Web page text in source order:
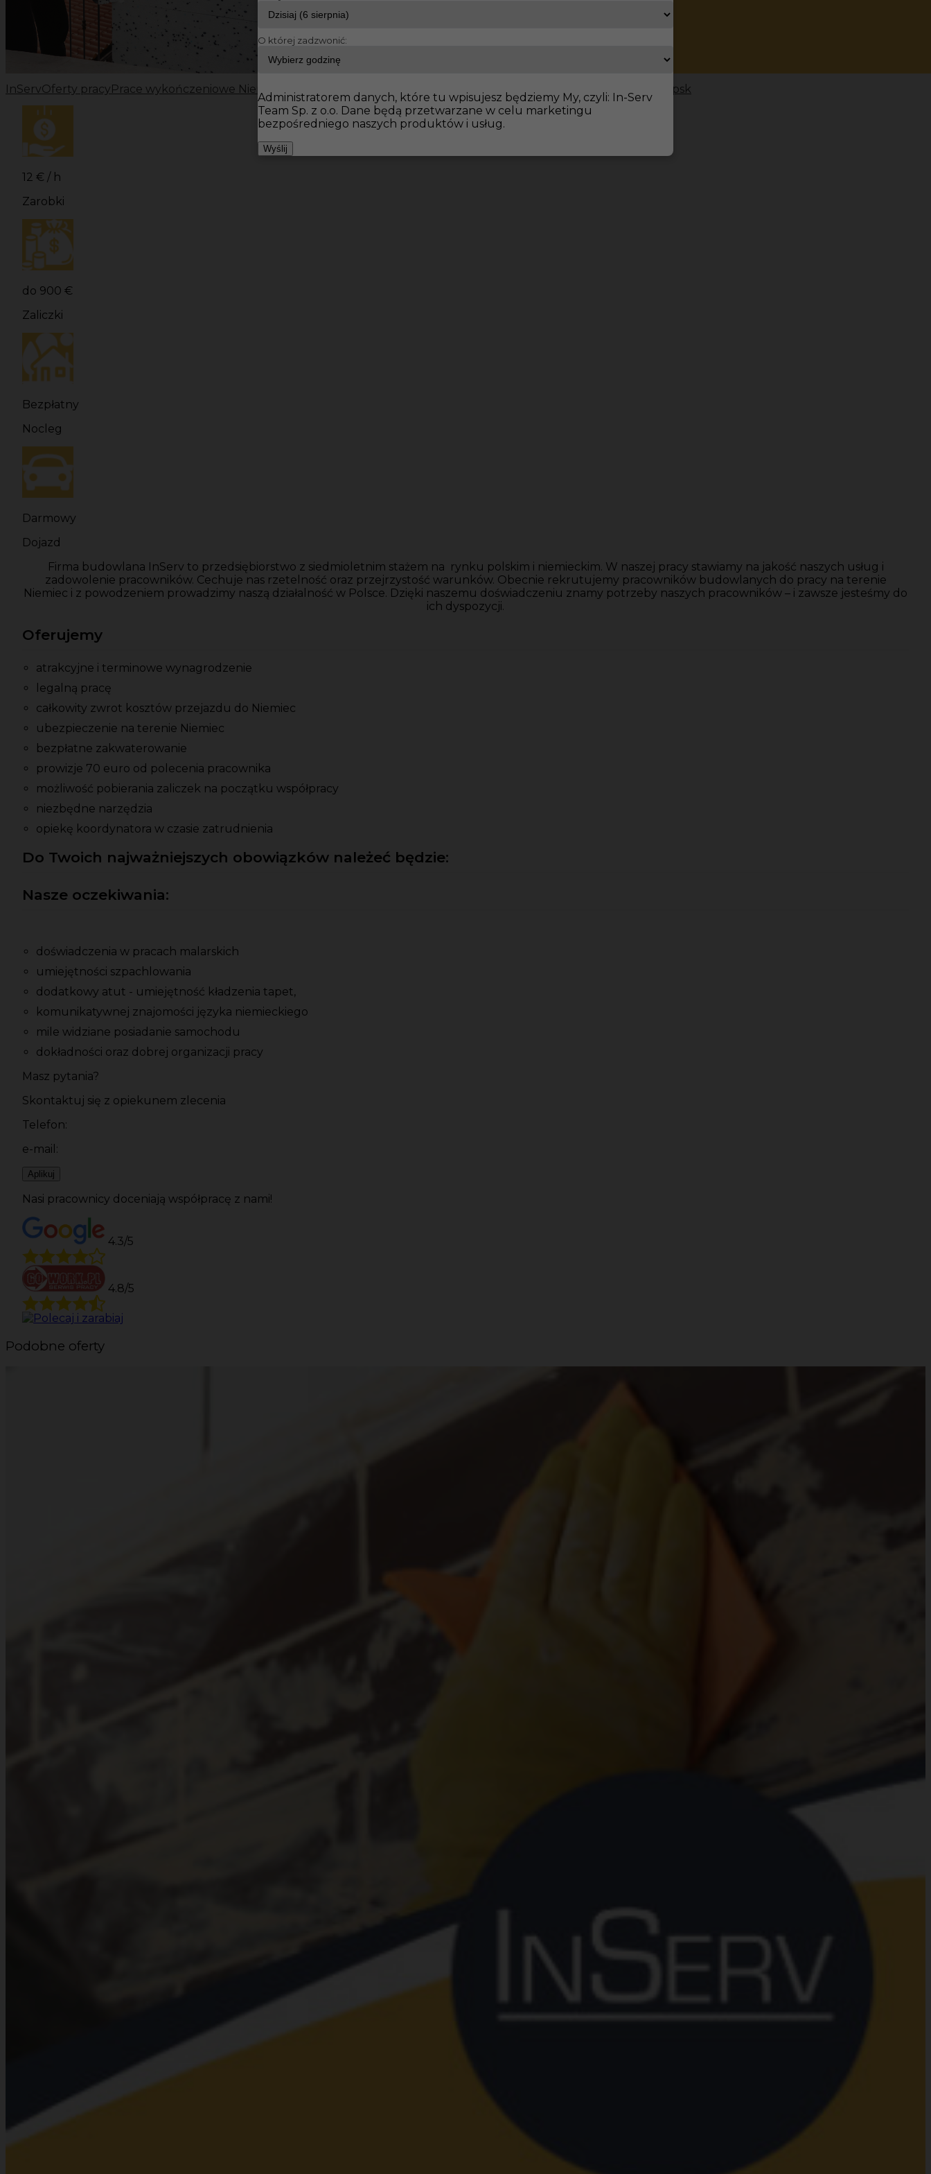
InServOferty pracy Prace wykończeniowe Niemcy Prace wykończeniowe Praca dla Malarza / Szpachlarza w Niemczech -Lipsk
12 € / h
Zarobki
do 900 €
Zaliczki
Bezpłatny
Nocleg
Darmowy
Dojazd
Firma budowlana InServ to przedsiębiorstwo z siedmioletnim stażem na rynku polskim i niemieckim. W naszej pracy stawiamy na jakość naszych usług i
zadowolenie pracowników. Cechuje nas rzetelność oraz przejrzystość warunków. Obecnie rekrutujemy pracowników budowlanych do pracy na terenie
Niemiec i z powodzeniem prowadzimy naszą działalność w Polsce. Dzięki naszemu doświadczeniu znamy potrzeby naszych pracowników – i zawsze jesteśmy do
ich dyspozycji.
Oferujemy
atrakcyjne i terminowe wynagrodzenie
legalną pracę
całkowity zwrot kosztów przejazdu do Niemiec
ubezpieczenie na terenie Niemiec
bezpłatne zakwaterowanie
prowizje 70 euro od polecenia pracownika
możliwość pobierania zaliczek na początku współpracy
niezbędne narzędzia
opiekę koordynatora w czasie zatrudnienia
Do Twoich najważniejszych obowiązków należeć będzie:
Nasze oczekiwania:
doświadczenia w pracach malarskich
umiejętności szpachlowania
dodatkowy atut - umiejętność kładzenia tapet,
komunikatywnej znajomości języka niemieckiego
mile widziane posiadanie samochodu
dokładności oraz dobrej organizacji pracy
Masz pytania?
Skontaktuj się z opiekunem zlecenia
Telefon:
e-mail:
Aplikuj
Nasi pracownicy doceniają współpracę z nami!
4.3/5
4.8/5
Podobne oferty
O której zadzwonić:
Administratorem danych, które tu wpisujesz będziemy My, czyli: In-Serv
Team Sp. z o.o. Dane będą przetwarzane w celu marketingu
bezpośredniego naszych produktów i usług.
Wyślij